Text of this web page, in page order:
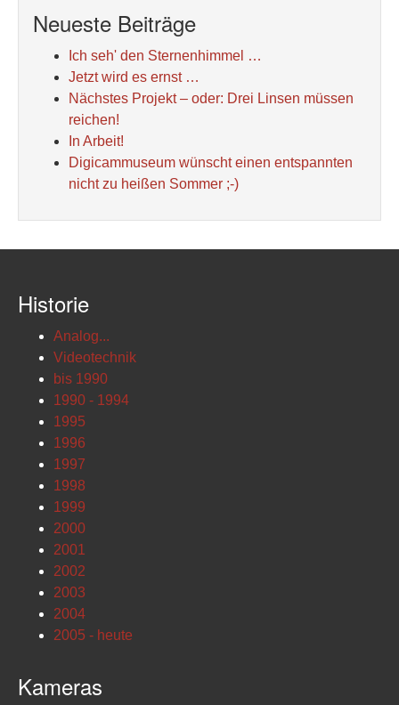
Neueste Beiträge
Ich seh' den Sternenhimmel …
Jetzt wird es ernst …
Nächstes Projekt – oder: Drei Linsen müssen
reichen!
In Arbeit!
Digicammuseum wünscht einen entspannten
nicht zu heißen Sommer ;-)
Historie
Analog...
Videotechnik
bis 1990
1990 - 1994
1995
1996
1997
1998
1999
2000
2001
2002
2003
2004
2005 - heute
Kameras